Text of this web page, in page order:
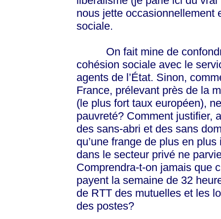
nous jette occasionnellement
sociale.
On fait mine de
cohésion sociale avec le
agents de l’État. Sinon,
France, prélevant près de la
(le plus fort taux européen),
pauvreté? Comment justifier,
des sans-abri et des sans
qu’une frange de plus en
dans le secteur privé ne
Comprendra-t-on jamais que
payent la semaine de 32
de RTT des mutuelles et les
des postes?